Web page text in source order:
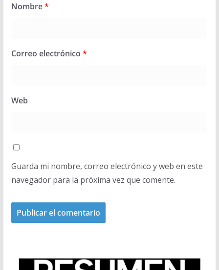
Nombre*
Correo electrónico *
Web
Guarda mi nombre, correo electrónico y web en este
navegador para la próxima vez que comente.